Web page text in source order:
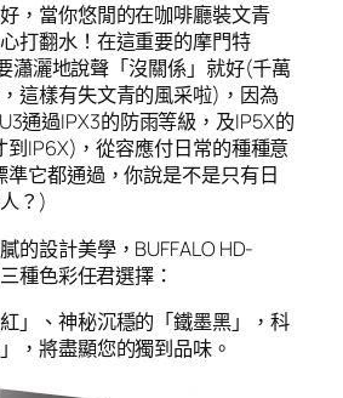
，當你悠閒的在咖啡廳裝文青
打翻水！在這重要的摩門特
瀟灑地說聲「沒關係」就好(千萬
這樣有失文青的風采啦)，因為
通過IPX3的防雨等級，及IP5X的
到IP6X)，從容應付日常的種種意
它都通過，你說是不是只有日
？)
的設計美學，BUFFALO HD-
種色彩任君選擇：
」、神秘沉穩的「鐵墨黑」，科
，將盡顯您的獨到品味。